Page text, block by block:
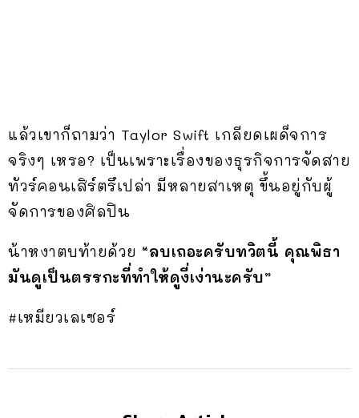
แล้วเขาก็ถามว่า Taylor Swift เกลียดเผด็จการ
จริงๆ เหรอ? เป็นเพราะเรื่องของธุรกิจการจัดสาย
ทัวร์คอนเสิร์ตรึเปล่า มีหลายสาเหตุ ขึ้นอยู่กับผู้
จัดการของศิลปิน
น้าหงาตบท้ายด้วย “ลบเถอะครับทวิตนี้ คุณพิธา
มันดูเป็นตรรกะที่ทำให้ดูงี่เง่านะครับ”
#เหมียวเลเซอร์